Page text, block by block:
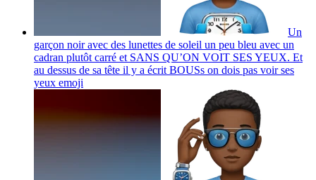
Un
garçon noir avec des lunettes de soleil un peu bleu avec un
cadran plutôt carré et SANS QU’ON VOIT SES YEUX. Et
au dessus de sa tête il y a écrit BOUSs on dois pas voir ses
yeux emoji